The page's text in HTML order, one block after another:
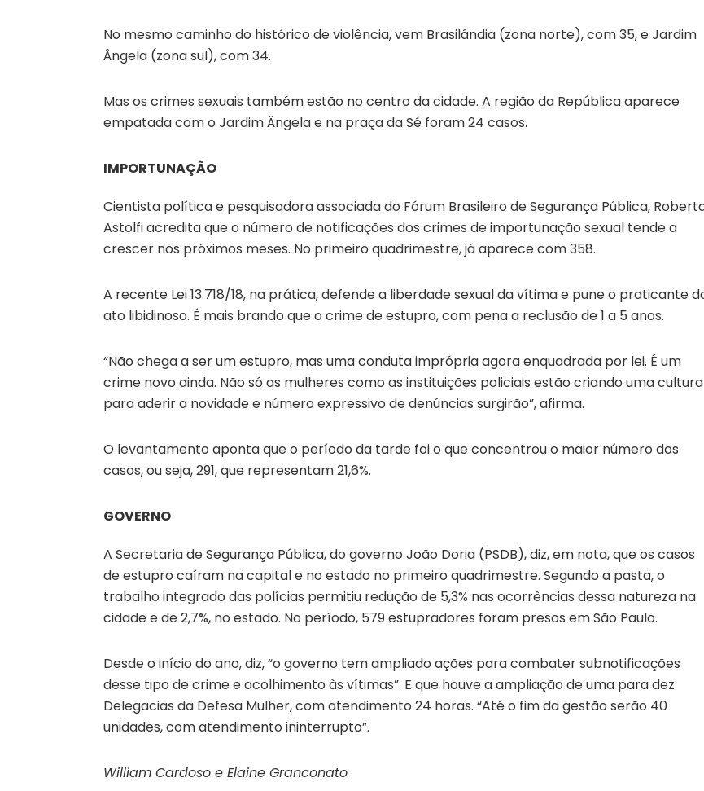
No mesmo caminho do histórico de violência, vem Brasilândia (zona norte), com 35, e Jardim
Ângela (zona sul), com 34.
Mas os crimes sexuais também estão no centro da cidade. A região da República aparece
empatada com o Jardim Ângela e na praça da Sé foram 24 casos.
IMPORTUNAÇÃO
Cientista política e pesquisadora associada do Fórum Brasileiro de Segurança Pública,
Astolfi acredita que o número de notificações dos crimes de importunação sexual tende a
crescer nos próximos meses. No primeiro quadrimestre, já aparece com 358.
A recente Lei 13.718/18, na prática, defende a liberdade sexual da vítima e pune o praticante
ato libidinoso. É mais brando que o crime de estupro, com pena a reclusão de 1 a 5 anos.
“Não chega a ser um estupro, mas uma conduta imprópria agora enquadrada por lei. É um
crime novo ainda. Não só as mulheres como as instituições policiais estão criando uma cultura
para aderir a novidade e número expressivo de denúncias surgirão”, afirma.
O levantamento aponta que o período da tarde foi o que concentrou o maior número dos
casos, ou seja, 291, que representam 21,6%.
GOVERNO
A Secretaria de Segurança Pública, do governo João Doria (PSDB), diz, em nota, que os casos
de estupro caíram na capital e no estado no primeiro quadrimestre. Segundo a pasta, o
trabalho integrado das polícias permitiu redução de 5,3% nas ocorrências dessa natureza na
cidade e de 2,7%, no estado. No período, 579 estupradores foram presos em São Paulo.
Desde o início do ano, diz, “o governo tem ampliado ações para combater subnotificações
desse tipo de crime e acolhimento às vítimas”. E que houve a ampliação de uma para dez
Delegacias da Defesa Mulher, com atendimento 24 horas. “Até o fim da gestão serão 40
unidades, com atendimento ininterrupto”.
William Cardoso e Elaine Granconato